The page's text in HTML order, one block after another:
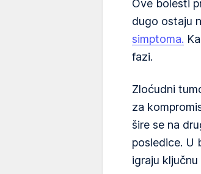
Ove bolesti
dugo ostaju
simptoma.
fazi.
Zloćudni
za
šire se na
posledice. U
igraju